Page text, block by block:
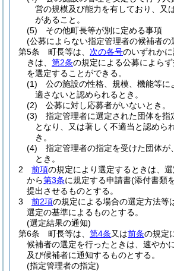
営の規模及び能力を有しており、又
があること。
(5)
その他町長等が別に定める事項
(公募によらない指定管理者の候補者の
第5条
町長等は、 次の各号のいずれか
きは、 第2条の規定による公募によら
を選定することができる。
(1)
公の施設の性格、規模、機能等に
適さないと認められるとき。
(2)
公募に対し応募者がいないとき。
(3)
指定管理者に選定された団体を指
となり、又は著しく不適当と認めら
き。
(4)
指定管理者の指定を受けた団体が
とき。
2
前項の規定により選定するときは、
から第3条に規定する申請書(添付書類
提出させるものとする。
3
前2項の規定による場合の選定方法等
選定の基準によるものとする。
(選定結果の通知)
第6条
町長等は、 第4条又は前条の規定
候補者の選定を行ったときは、速やか
及び候補者に通知するものとする。
(指定管理者の指定)